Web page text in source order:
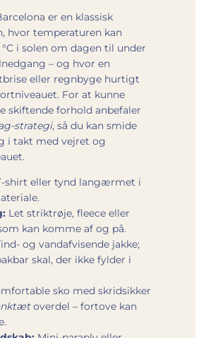
er en klassisk
hvor temperaturen kan
°C i solen om dagen til under
– og hvor en
eller regnbyge hurtigt
For at kunne
skiftende forhold anbefaler
strategi, så du kan smide
i takt med vejret og
shirt eller tynd langærmet i
Let striktrøje, fleece eller
kan komme af og på.
og vandafvisende jakke;
skal, der ikke fylder i
sko med skridsikker
overdel – fortove kan